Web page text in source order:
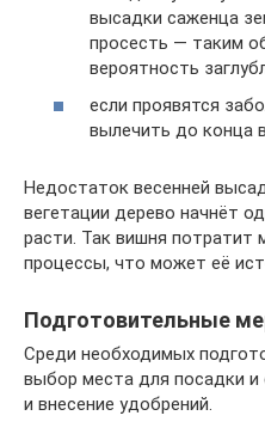
высадки саженца
просесть — таким
вероятность
если проявятся
вылечить до конца
Недостаток весенней
вегетации дерево начнёт
расти. Так вишня потратит
процессы, что может её
Подготовительные
Среди необходимых
выбор места для посадки
и внесение удобрений.